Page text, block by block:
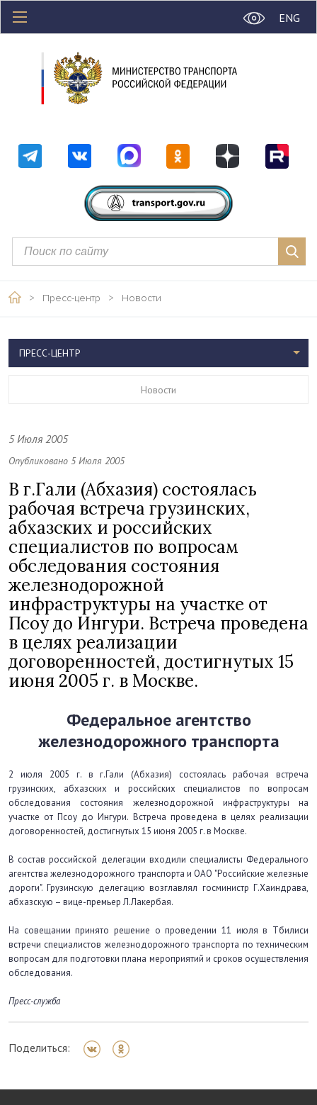
ENG
> Пресс-центр > Новости
5 Июля 2005
Опубликовано 5 Июля 2005
В г.Гали (Абхазия) состоялась
рабочая встреча грузинских,
абхазских и российских
специалистов по вопросам
обследования состояния
железнодорожной
инфраструктуры на участке от
Псоу до Ингури. Встреча проведена
в целях реализации
договоренностей, достигнутых 15
июня 2005 г. в Москве.
Федеральное агентство
железнодорожного транспорта
2 июля 2005 г. в г.Гали (Абхазия) состоялась рабочая встреча
грузинских, абхазских и российских специалистов по вопросам
обследования состояния железнодорожной инфраструктуры на
участке от Псоу до Ингури. Встреча проведена в целях реализации
договоренностей, достигнутых 15 июня 2005 г. в Москве.
В состав российской делегации входили специалисты Федерального
агентства железнодорожного транспорта и ОАО "Российские железные
дороги". Грузинскую делегацию возглавлял госминистр Г.Хаиндрава,
абхазскую – вице-премьер Л.Лакербая.
На совещании принято решение о проведении 11 июля в Тбилиси
встречи специалистов железнодорожного транспорта по техническим
вопросам для подготовки плана мероприятий и сроков осуществления
обследования.
Пресс-служба
Поделиться:
ПРЕСС-ЦЕНТР
Новости